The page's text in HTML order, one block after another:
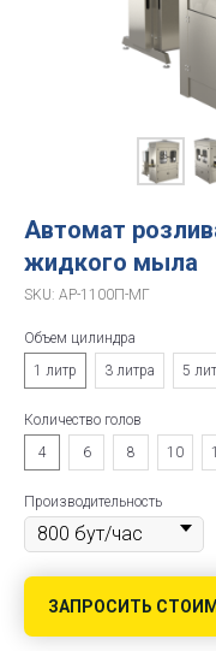
Автомат
жидкого мыла
SKU: АР-1100П-МГ
Объем цилиндра
1 литр
3 литра 5
Количество голов
4
6 8 10
Производительность
ЗАПРОСИТЬ